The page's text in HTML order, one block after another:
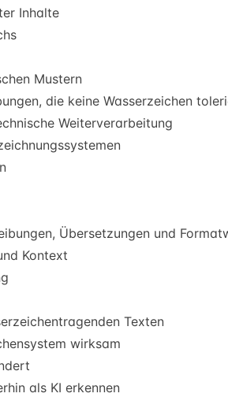
Inhalte
Mustern
die keine Wasserzeichen
Weiterverarbeitung
Übersetzungen und
Kontext
Texten
wirksam
als KI erkennen